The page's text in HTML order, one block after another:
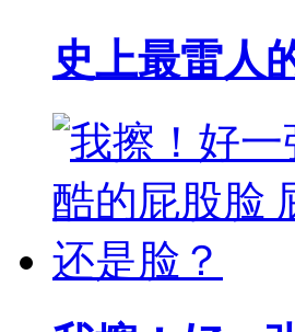
史上最雷人